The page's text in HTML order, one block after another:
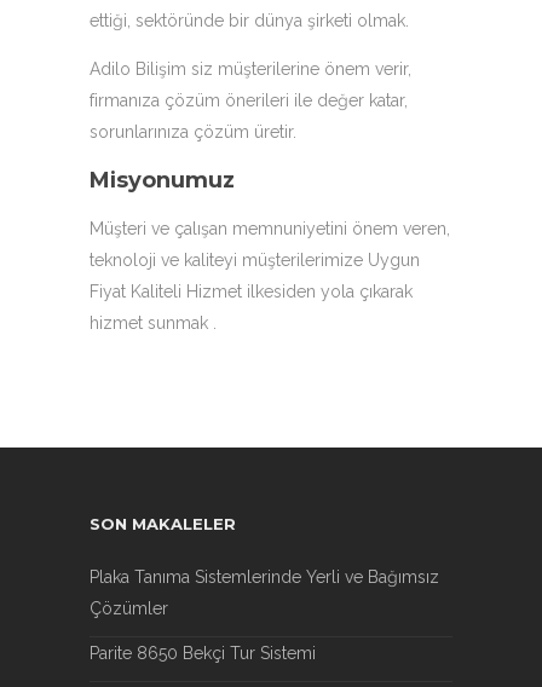
ettiği, sektöründe bir dünya şirketi olmak.
Adilo Bilişim siz müşterilerine önem verir,
firmanıza çözüm önerileri ile değer katar,
sorunlarınıza çözüm üretir.
Misyonumuz
Müşteri ve çalışan memnuniyetini önem veren,
teknoloji ve kaliteyi müşterilerimize Uygun
Fiyat Kaliteli Hizmet ilkesiden yola çıkarak
hizmet sunmak .
SON MAKALELER
Plaka Tanıma Sistemlerinde Yerli ve Bağımsız
Çözümler
Parite 8650 Bekçi Tur Sistemi